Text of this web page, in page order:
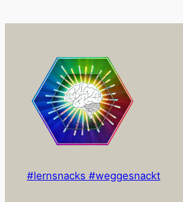
#lernsnacks #weggesnackt